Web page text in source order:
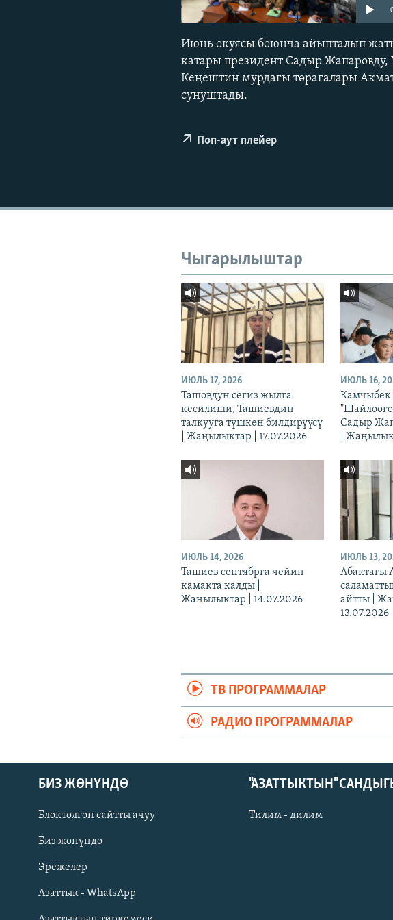
Русский
ОНЛАЙН ШЕРИНЕ
Июнь окуясы боюнча айыпталып
катары президент Садыр
Кеңештин мурдагы төрагалары
сунуштады.
Поп-аут плейер
Чыгарылыштар
ИЮЛЬ 17, 2026
Ташовдун сегиз жылга
кесилиши, Ташиевдин
талкууга түшкөн билдирүүсү
| Жаңылыктар | 17.07.2026
ИЮЛЬ 16,
Камчыбек
Садыр
|
ИЮЛЬ 14, 2026
Ташиев сентябрга чейин
камакта калды |
Жаңылыктар | 14.07.2026
ИЮЛЬ 13,
Абактагы
айтты |
13.07.2026
ТВ ПРОГРАММАЛАР
РАДИО ПРОГРАММАЛАР
БИЗ ЖӨНҮНДӨ
Блоктолгон сайтты ачуу
Биз жөнүндө
Эрежелер
Азаттык - WhatsApp
"АЗАТТЫКТЫН"
Тилим - дилим